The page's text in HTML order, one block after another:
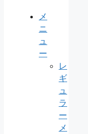
メ
ニ
ュ
ー
レ
ギ
ュ
ラ
ー
メ